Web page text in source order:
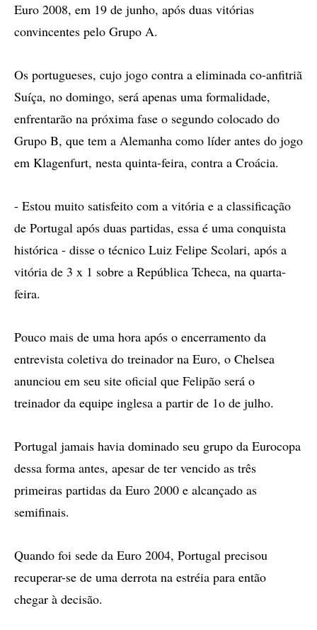
Euro 2008, em 19 de junho, após duas vitórias
convincentes pelo Grupo A.
Os portugueses, cujo jogo contra a eliminada co-anfitriã
Suíça, no domingo, será apenas uma formalidade,
enfrentarão na próxima fase o segundo colocado do
Grupo B, que tem a Alemanha como líder antes do jogo
em Klagenfurt, nesta quinta-feira, contra a Croácia.
- Estou muito satisfeito com a vitória e a classificação
de Portugal após duas partidas, essa é uma conquista
histórica - disse o técnico Luiz Felipe Scolari, após a
vitória de 3 x 1 sobre a República Tcheca, na quarta-
feira.
Pouco mais de uma hora após o encerramento da
entrevista coletiva do treinador na Euro, o Chelsea
anunciou em seu site oficial que Felipão será o
treinador da equipe inglesa a partir de 1o de julho.
Portugal jamais havia dominado seu grupo da Eurocopa
dessa forma antes, apesar de ter vencido as três
primeiras partidas da Euro 2000 e alcançado as
semifinais.
Quando foi sede da Euro 2004, Portugal precisou
recuperar-se de uma derrota na estréia para então
chegar à decisão.